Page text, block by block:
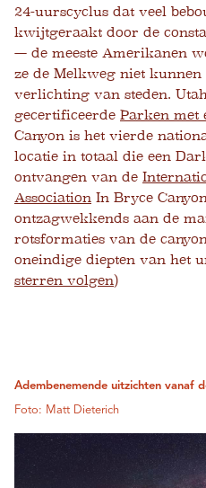
24-uurscyclus dat veel
kwijtgeraakt door de
— de meeste Amerikanen
ze de Melkweg niet kunnen
verlichting van steden.
gecertificeerde Parken met
Canyon is het vierde
locatie in totaal die een
ontvangen van de
Association In Bryce
ontzagwekkends aan de
rotsformaties van de
oneindige diepten van het
sterren volgen)
Adembenemende uitzichten vanaf
Foto: Matt Dieterich